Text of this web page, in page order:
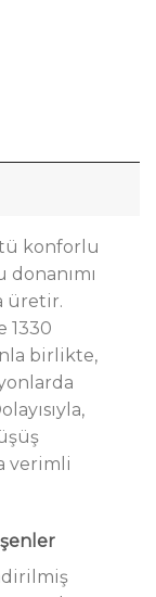
konforlu
donanımı
üretir.
1330
birlikte,
verimli